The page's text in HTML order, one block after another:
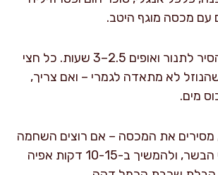
עם מכסה מוגף היטב.
מעבירים את הסיר לתנור ואופים 2.5–3 שעות. כל חצי
לא מתאדה לגמרי – ואם צריך,
מים.
את המכסה – אם רוצים השחמה
נוספת של פני הבשר, ולהמשיך ב-10-15 דקות אפיה